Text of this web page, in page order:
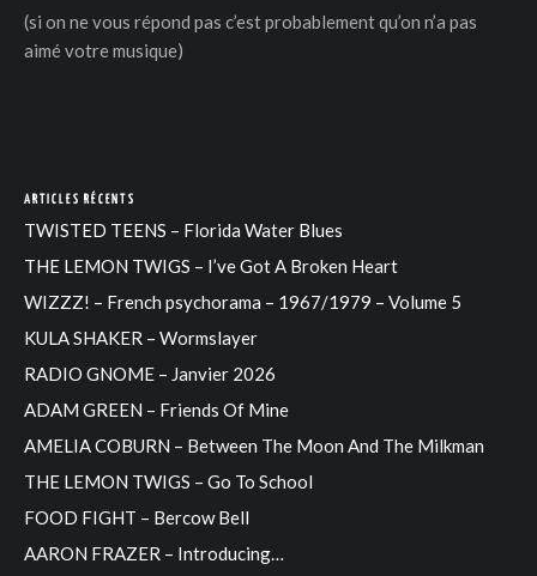
(si on ne vous répond pas c’est probablement qu’on n’a pas
aimé votre musique)
ARTICLES RÉCENTS
TWISTED TEENS – Florida Water Blues
THE LEMON TWIGS – I’ve Got A Broken Heart
WIZZZ! – French psychorama – 1967/1979 – Volume 5
KULA SHAKER – Wormslayer
RADIO GNOME – Janvier 2026
ADAM GREEN – Friends Of Mine
AMELIA COBURN – Between The Moon And The Milkman
THE LEMON TWIGS – Go To School
FOOD FIGHT – Bercow Bell
AARON FRAZER – Introducing…